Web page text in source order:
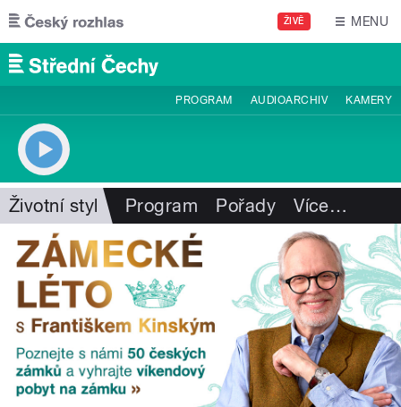
Přejít k hlavnímu obsahu
ŽIVĚ MENU
PROGRAM AUDIOARCHIV KAMERY
Životní styl Program Pořady Více…